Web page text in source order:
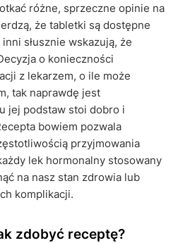
różne, sprzeczne opinie na
że tabletki są dostępne
słusznie wskazują, że
o konieczności
z lekarzem, o ile może
tak naprawdę jest
jej podstaw stoi dobro i
bowiem pozwala
przyjmowania
lek hormonalny stosowany
na nasz stan zdrowia lub
komplikacji.
zdobyć receptę?